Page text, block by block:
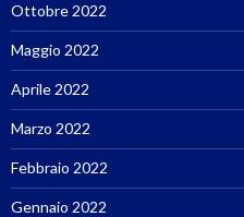
Ottobre 2022
Maggio 2022
Aprile 2022
Marzo 2022
Febbraio 2022
Gennaio 2022